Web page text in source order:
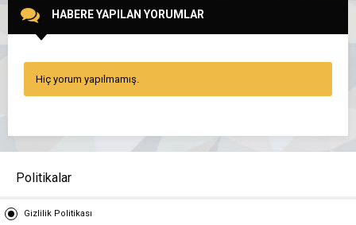
HABERE YAPILAN YORUMLAR
Hiç yorum yapılmamış.
Politikalar
Gizlilik Politikası